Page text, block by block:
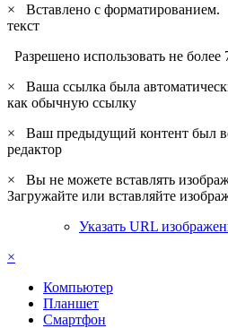
×
Вставлено с форматированием.
текст
Разрешено использовать не более
×
Ваша ссылка была
как обычную ссылку
×
Ваш предыдущий контент был
редактор
×
Вы не можете вставлять
Загружайте или вставляйте
Указать URL
×
Компьютер
Планшет
Смартфон